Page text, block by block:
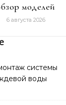
моделей
6 августа 2026
системы
воды